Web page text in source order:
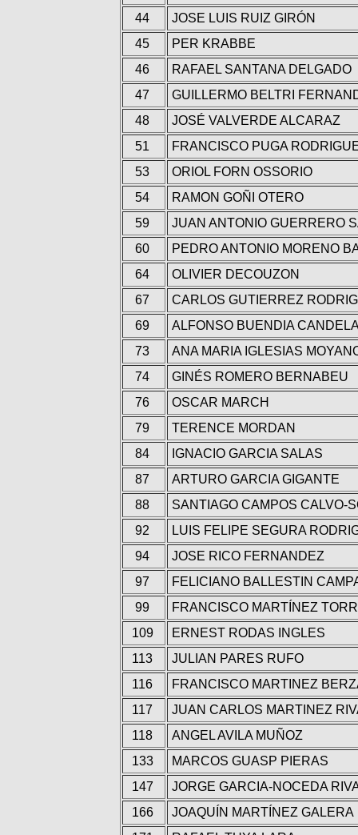
44
JOSE LUIS RUIZ GIRÓN
45
PER KRABBE
46
RAFAEL SANTANA DELGADO
47
GUILLERMO BELTRI
48
JOSÉ VALVERDE ALCARAZ
51
FRANCISCO PUGA
53
ORIOL FORN OSSORIO
54
RAMON GOÑI OTERO
59
JUAN ANTONIO GUERRERO
60
PEDRO ANTONIO MORENO
64
OLIVIER DECOUZON
67
CARLOS GUTIERREZ
69
ALFONSO BUENDIA
73
ANA MARIA IGLESIAS
74
GINÉS ROMERO BERNABEU
76
OSCAR MARCH
79
TERENCE MORDAN
84
IGNACIO GARCIA SALAS
87
ARTURO GARCIA GIGANTE
88
SANTIAGO CAMPOS CALVO-
92
LUIS FELIPE SEGURA
94
JOSE RICO FERNANDEZ
97
FELICIANO BALLESTIN
99
FRANCISCO MARTÍNEZ
109
ERNEST RODAS INGLES
113
JULIAN PARES RUFO
116
FRANCISCO MARTINEZ
117
JUAN CARLOS MARTINEZ
118
ANGEL AVILA MUÑOZ
133
MARCOS GUASP PIERAS
147
JORGE GARCIA-NOCEDA
166
JOAQUÍN MARTÍNEZ GALERA